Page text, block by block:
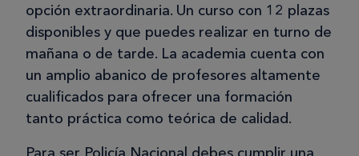
opción extraordinaria. Un curso con 12 plazas
disponibles y que puedes realizar en turno de
mañana o de tarde. La academia cuenta con
un amplio abanico de profesores altamente
cualificados para ofrecer una formación
tanto práctica como teórica de calidad.
Para ser Policía Nacional debes cumplir una